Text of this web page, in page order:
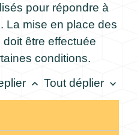
pour répondre à
La mise en place des
être effectuée
conditions.
keyboard_arrow_up Tout déplier keyboard_arrow_down